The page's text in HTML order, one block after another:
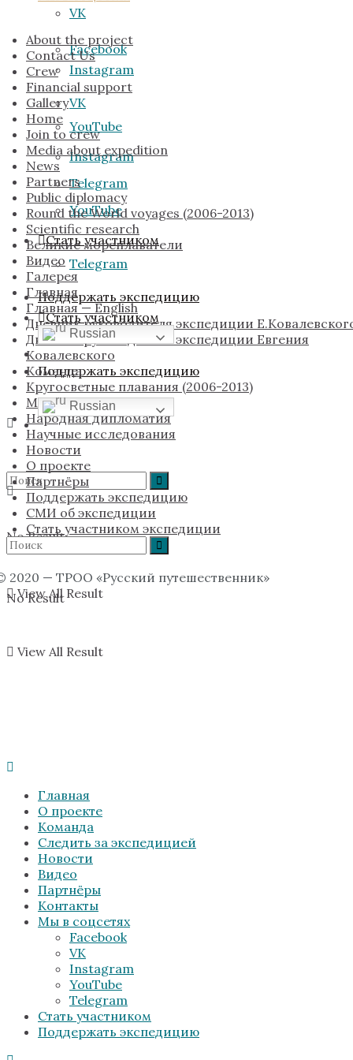
VK
Instagram
YouTube
Telegram
Стать участником
Поддержать экспедицию
Russian
No Result
View All Result
Facebook
VK
Instagram
YouTube
Telegram
Стать участником
Поддержать экспедицию
Russian
No Result
View All Result
About the project
Contact Us
Crew
Financial support
Gallery
Home
Join to crew
Media about expedition
News
Partners
Public diplomacy
Round the World voyages (2006-2013)
Scientific research
Великие мореплаватели
Видео
Галерея
Главная
Главная — English
Дневник руководителя экспедиции
Дневник руководителя экспедиции Евгения
Ковалевского
Команда
Кругосветные плавания (2006-2013)
Мы в соцсетях
Народная дипломатия
Научные исследования
Новости
О проекте
Партнёры
Поддержать экспедицию
СМИ об экспедиции
Стать участником экспедиции
2020 — ТРОО «Русский путешественник»
Главная
О проекте
Команда
Следить за экспедицией
Новости
Видео
Партнёры
Контакты
Мы в соцсетях
Facebook
VK
Instagram
YouTube
Telegram
Стать участником
Поддержать экспедицию